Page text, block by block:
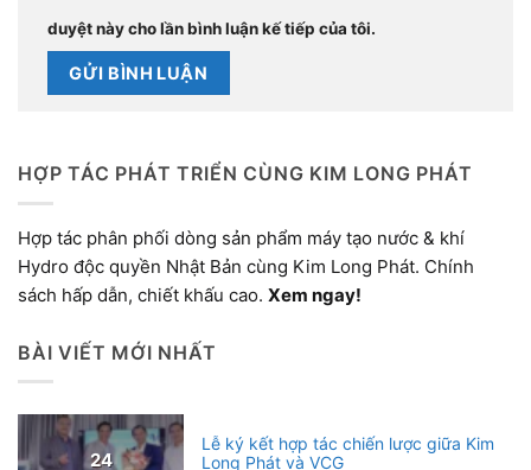
duyệt này cho lần bình luận kế tiếp của tôi.
HỢP TÁC PHÁT TRIỂN CÙNG KIM LONG PHÁT
Hợp tác phân phối dòng sản phẩm máy tạo nước & khí
Hydro độc quyền Nhật Bản cùng Kim Long Phát. Chính
sách hấp dẫn, chiết khấu cao. Xem ngay!
BÀI VIẾT MỚI NHẤT
24
Lễ ký kết hợp tác chiến lược giữa Kim
Long Phát và VCG